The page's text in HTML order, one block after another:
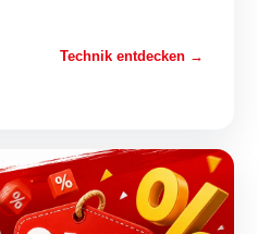
Technik entdecken →